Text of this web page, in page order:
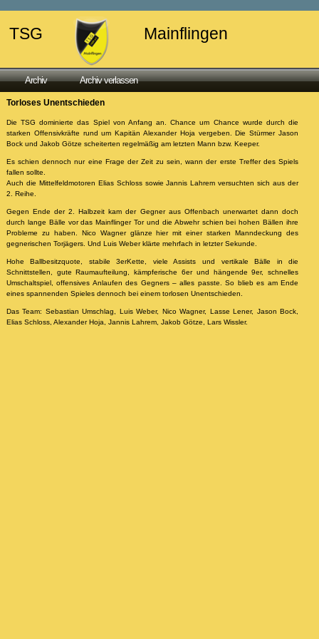
TSG Mainflingen
Archiv Archiv verlassen
Torloses Unentschieden
Die TSG dominierte das Spiel von Anfang an. Chance um Chance wurde durch die
starken Offensivkräfte rund um Kapitän Alexander Hoja vergeben. Die Stürmer Jason
Bock und Jakob Götze scheiterten regelmäßig am letzten Mann bzw. Keeper.
Es schien dennoch nur eine Frage der Zeit zu sein, wann der erste Treffer des Spiels
fallen sollte.
Auch die Mittelfeldmotoren Elias Schloss sowie Jannis Lahrem versuchten sich aus der
2. Reihe.
Gegen Ende der 2. Halbzeit kam der Gegner aus Offenbach unerwartet dann doch
durch lange Bälle vor das Mainflinger Tor und die Abwehr schien bei hohen Bällen ihre
Probleme zu haben. Nico Wagner glänze hier mit einer starken Manndeckung des
gegnerischen Torjägers. Und Luis Weber klärte mehrfach in letzter Sekunde.
Hohe Ballbesitzquote, stabile 3erKette, viele Assists und vertikale Bälle in die
Schnittstellen, gute Raumaufteilung, kämpferische 6er und hängende 9er, schnelles
Umschaltspiel, offensives Anlaufen des Gegners – alles passte. So blieb es am Ende
eines spannenden Spieles dennoch bei einem torlosen Unentschieden.
Das Team: Sebastian Umschlag, Luis Weber, Nico Wagner, Lasse Lener, Jason Bock,
Elias Schloss, Alexander Hoja, Jannis Lahrem, Jakob Götze, Lars Wissler.